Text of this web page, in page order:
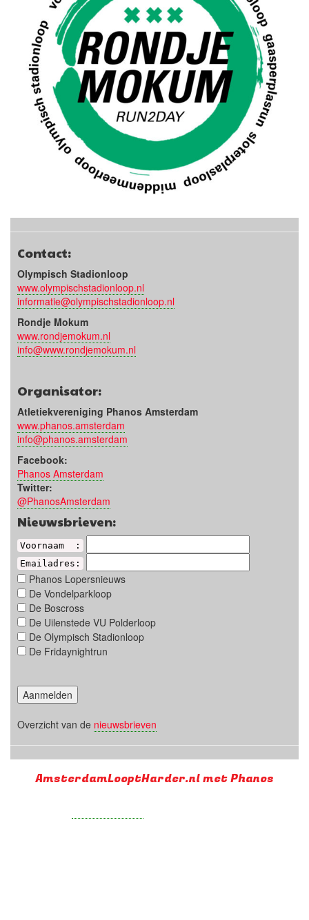
Contact:
Olympisch Stadionloop
www.olympischstadionloop.nl
informatie@olympischstadionloop.nl
Rondje Mokum
www.rondjemokum.nl
info@www.rondjemokum.nl
Organisator:
Atletiekvereniging Phanos Amsterdam
www.phanos.amsterdam
info@phanos.amsterdam
Facebook:
Phanos Amsterdam
Twitter:
@PhanosAmsterdam
Nieuwsbrieven:
Voornaam :
Emailadres:
Phanos Lopersnieuws
De Vondelparkloop
De Boscross
De Uilenstede VU Polderloop
De Olympisch Stadionloop
De Fridaynightrun
Overzicht van de nieuwsbrieven
AmsterdamLooptHarder.nl met Phanos